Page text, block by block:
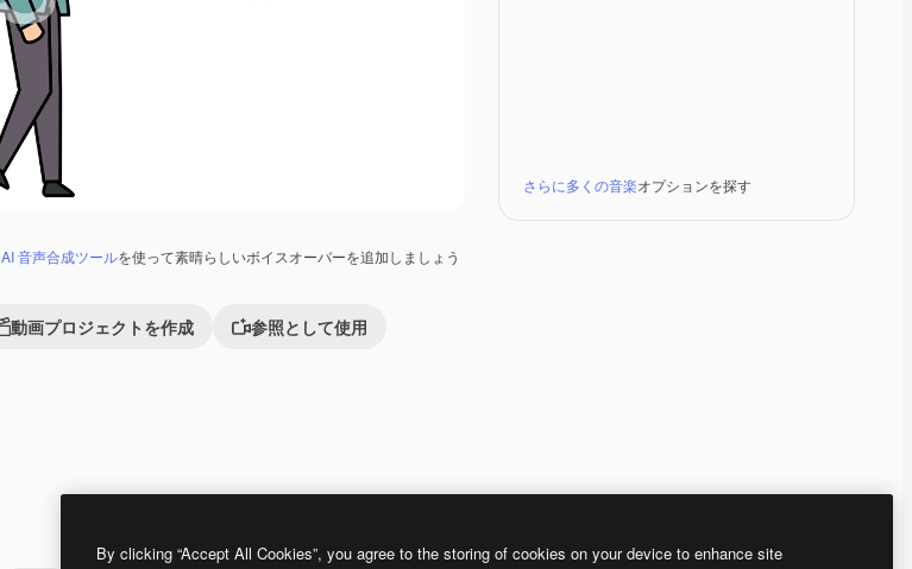
AI 音声合成ツールを使って素晴らしいボイスオーバーを追加しましょう
動画プロジェクトを作成 参照として使用
さらに多くの音楽オプションを探す
By clicking “Accept All Cookies”, you agree to the storing of cookies on your device to enhance site